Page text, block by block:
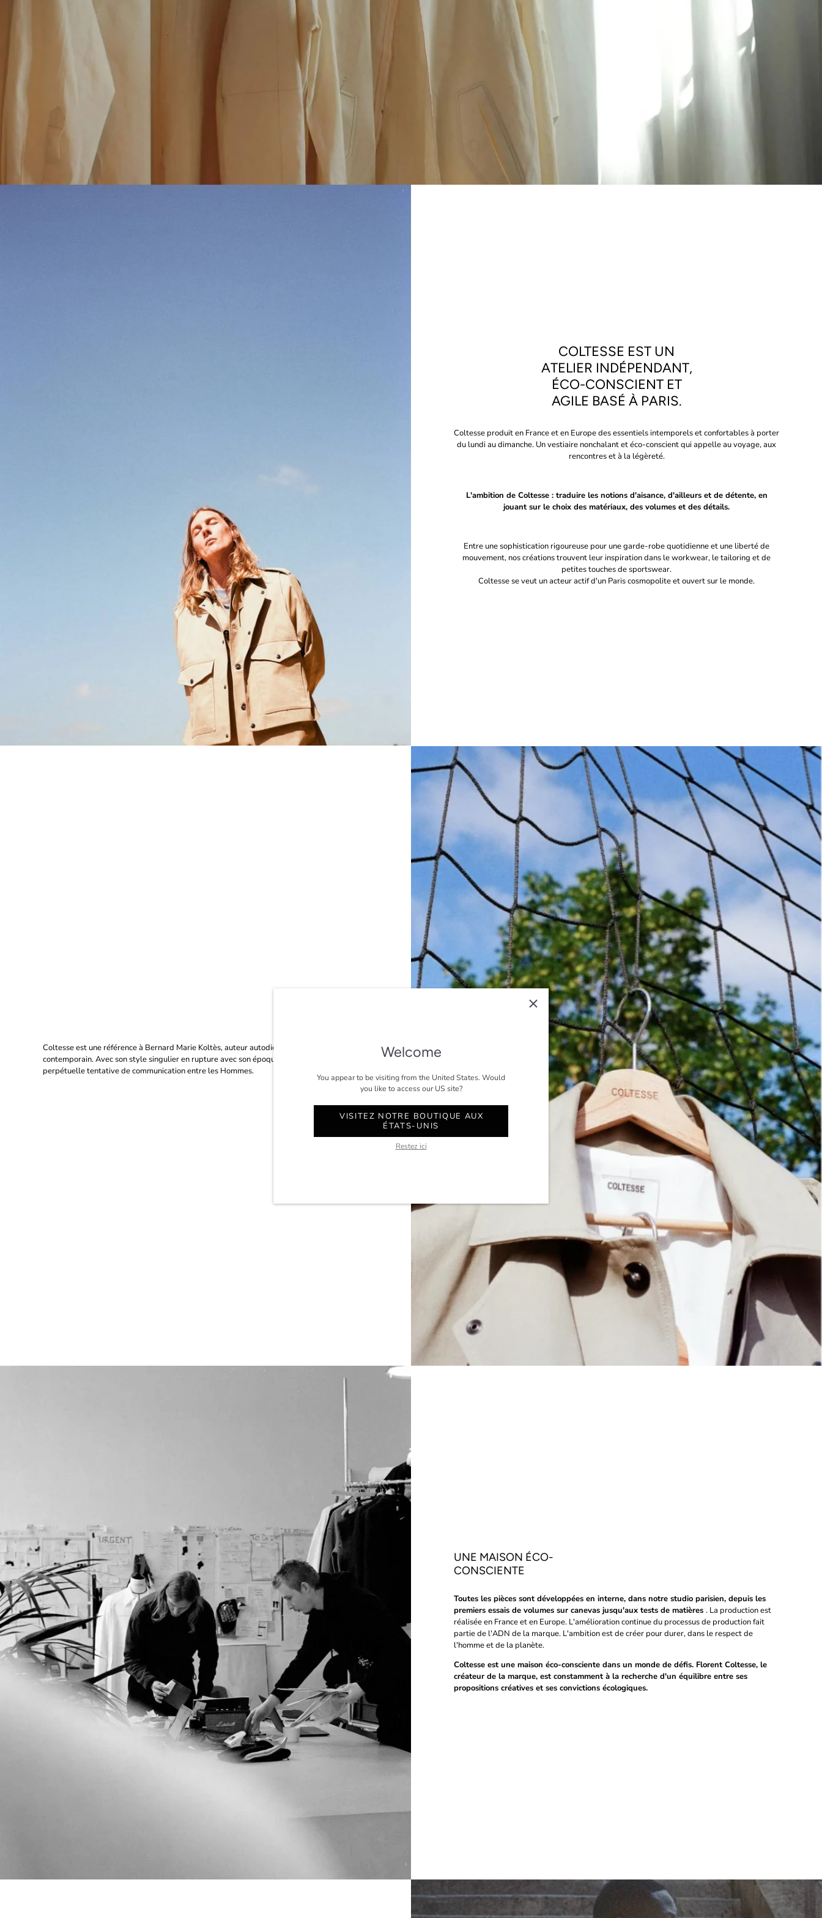
COLTESSE EST UN
ATELIER INDÉPENDANT,
ÉCO-CONSCIENT ET
AGILE BASÉ À PARIS.
Coltesse produit en France et en Europe des essentiels intemporels et confortables à porter
du lundi au dimanche. Un vestiaire nonchalant et éco-conscient qui appelle au voyage, aux
rencontres et à la légèreté.
L'ambition de Coltesse : traduire les notions d'aisance, d'ailleurs et de détente, en
jouant sur le choix des matériaux, des volumes et des détails.
Entre une sophistication rigoureuse pour une garde-robe quotidienne et une liberté de
mouvement, nos créations trouvent leur inspiration dans le workwear, le tailoring et de
petites touches de sportswear.
Coltesse se veut un acteur actif d'un Paris cosmopolite et ouvert sur le monde.
Coltesse est une référence à Bernard Marie Koltès, auteur autodidacte de théâtre
contemporain. Avec son style singulier en rupture avec son époque, son œuvre dépeint la
perpétuelle tentative de communication entre les Hommes.
UNE MAISON ÉCO-
CONSCIENTE
Toutes les pièces sont développées en interne, dans notre studio parisien, depuis les
premiers essais de volumes sur canevas jusqu'aux tests de matières . La production est
réalisée en France et en Europe. L'amélioration continue du processus de production fait
partie de l'ADN de la marque. L'ambition est de créer pour durer, dans le respect de
l'homme et de la planète.
Coltesse est une maison éco-consciente dans un monde de défis. Florent Coltesse, le
créateur de la marque, est constamment à la recherche d'un équilibre entre ses
propositions créatives et ses convictions écologiques.
Welcome
You appear to be visiting from the United States. Would
you like to access our US site?
VISITEZ NOTRE BOUTIQUE AUX
ÉTATS-UNIS
Restez ici